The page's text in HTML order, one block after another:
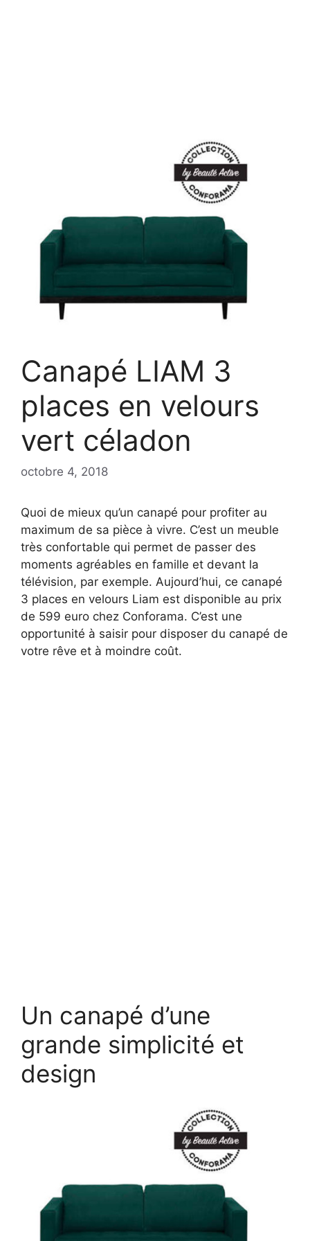
Canapé LIAM 3
places en velours
vert céladon
octobre 4, 2018
Quoi de mieux qu’un canapé pour profiter au
maximum de sa pièce à vivre. C’est un meuble
très confortable qui permet de passer des
moments agréables en famille et devant la
télévision, par exemple. Aujourd’hui, ce canapé
3 places en velours Liam est disponible au prix
de 599 euro chez Conforama. C’est une
opportunité à saisir pour disposer du canapé de
votre rêve et à moindre coût.
Un canapé d’une
grande simplicité et
design